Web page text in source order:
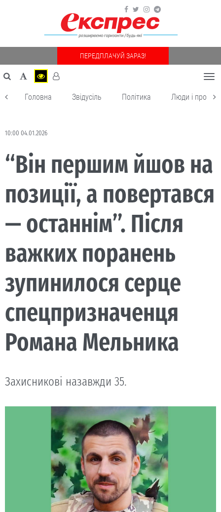
ПЕРЕДПЛАЧУЙ ЗАРАЗ!
Головна Звідусіль Політика Люди і
10:00 04.01.2026
“Він першим йшов на
позиції, а повертався
— останнім”. Після
важких поранень
зупинилося серце
спецпризначенця
Романа Мельника
Захисникові назавжди 35.